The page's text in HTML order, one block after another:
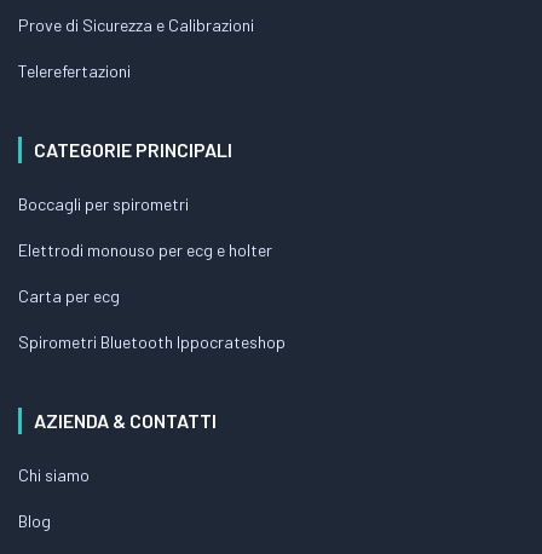
Prove di Sicurezza e Calibrazioni
Telerefertazioni
CATEGORIE PRINCIPALI
Boccagli per spirometri
Elettrodi monouso per ecg e holter
Carta per ecg
Spirometri Bluetooth Ippocrateshop
AZIENDA & CONTATTI
Chi siamo
Blog